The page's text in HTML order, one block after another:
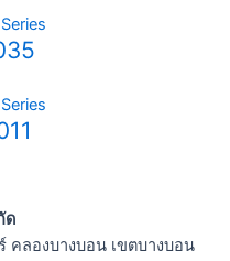
ด
ลองบางบอน เขตบางบอน